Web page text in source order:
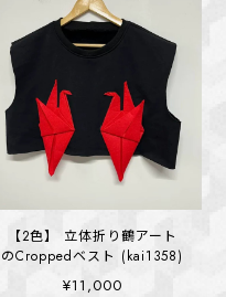
【2色】 立体折り鶴アート
のCroppedベスト (kai1358)
¥11,000